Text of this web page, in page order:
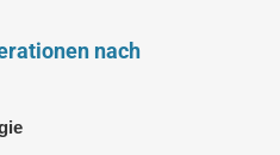
nach